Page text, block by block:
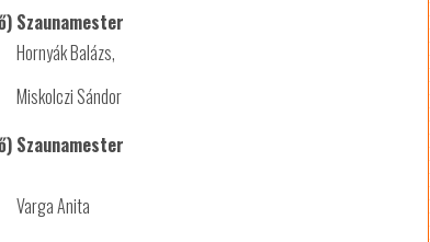
Szaunamester
Hornyák Balázs,
Miskolczi Sándor
Szaunamester
Varga Anita